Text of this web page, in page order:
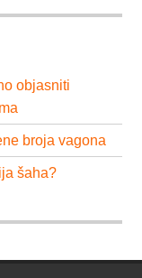
objasniti
broja vagona
šaha?